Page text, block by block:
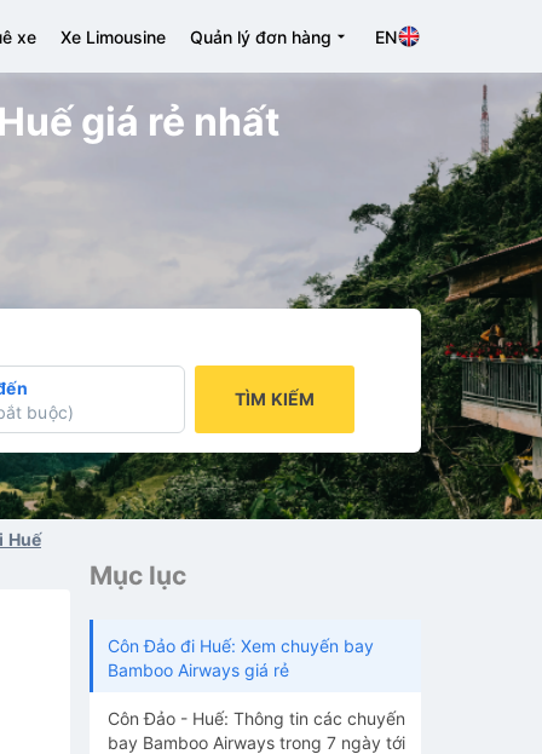
xe Xe Limousine Quản lý đơn hàng EN
giá rẻ nhất
buộc)
TÌM KIẾM
Huế
Mục lục
Côn Đảo đi Huế: Xem chuyến bay
Bamboo Airways giá rẻ
Côn Đảo - Huế: Thông tin các chuyến
bay Bamboo Airways trong 7 ngày tới